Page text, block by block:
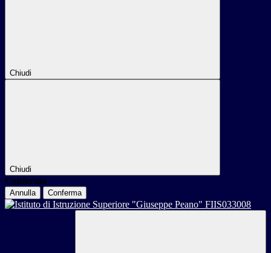
Chiudi
Chiudi
Conferma
Annulla Conferma